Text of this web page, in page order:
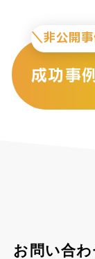
＼非公開
成功事
お問い合